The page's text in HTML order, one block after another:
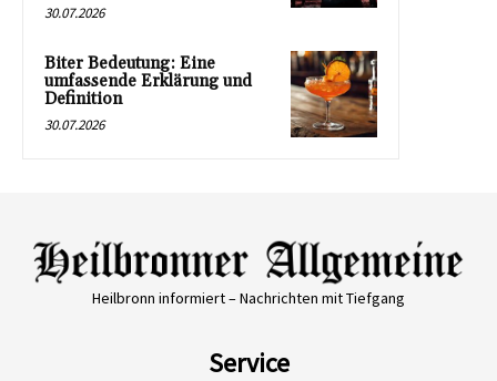
30.07.2026
Biter Bedeutung: Eine
umfassende Erklärung und
Definition
30.07.2026
Heilbronn informiert – Nachrichten mit Tiefgang
Service